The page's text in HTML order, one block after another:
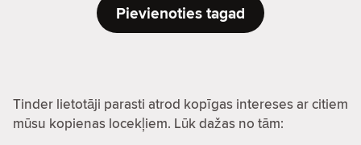
Pievienoties tagad
Tinder lietotāji parasti atrod kopīgas intereses ar citiem
mūsu kopienas locekļiem. Lūk dažas no tām: